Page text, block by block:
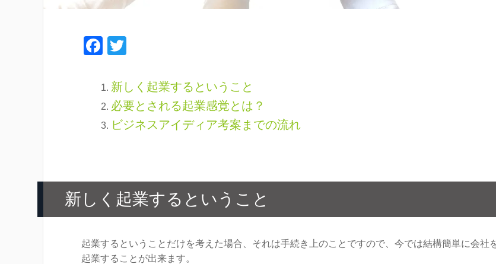
F
c
e
b
k
tt
er
新しく起業するということ
必要とされる起業感覚とは？
ビジネスアイディア考案までの流れ
新しく起業するということ
起業するということだけを考えた場合、それは手続き上のことですので、今では結構簡単に会社
起業することが出来ます。